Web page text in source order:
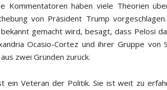
Kommentatoren haben viele Theorien
von Präsident Trump
gemacht wird, besagt, dass Pelosi
Ocasio-Cortez und ihrer Gruppe von
zwei Gründen zurück.
ein Veteran der Politik. Sie ist weit zu